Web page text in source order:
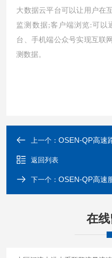
大数据云平台可以让用户在
监测数据;客户端浏览:可以
台、手机端公众号实现互联
测数据。
上一个：OSEN-QP高速路事
返回列表
下一个：OSEN-QP高速服
在